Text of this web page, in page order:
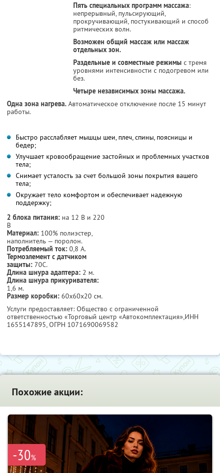
Пять специальных программ массажа:
непрерывный, пульсирующий,
прокручивающий, постукивающий и способ
ритмических волн.
Возможен общий массаж или массаж
отдельных зон.
Раздельные и совместные режимы с тремя
уровнями интенсивности с подогревом или
без.
Четыре независимых зоны массажа.
Одна зона нагрева. Автоматическое отключение после 15 минут
работы.
Быстро расслабляет мышцы шеи, плеч, спины, поясницы и
бедер;
Улучшает кровообращение застойных и проблемных участков
тела;
Снимает усталость за счет большой зоны покрытия вашего
тела;
Окружает тело комфортом и обеспечивает надежную
поддержку;
2 блока питания: на 12 В и 220
В
Материал: 100% полиэстер,
наполнитель — поролон.
Потребляемый ток: 0,8 А.
Термоэлемент с датчиком
защиты: 70С.
Длина шнура адаптера: 2 м.
Длина шнура прикуривателя:
1,6 м.
Размер коробки: 60х60х20 см.
Услуги предоставляет: Общество с ограниченной
ответственностью «Торговый центр «Автокомплектация»,ИНН
1655147895, ОГРН 1071690069582
Похожие акции:
-30%